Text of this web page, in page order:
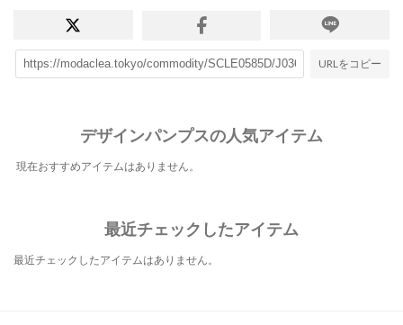
URLをコピー
デザインパンプスの人気アイテム
現在おすすめアイテムはありません。
最近チェックしたアイテム
最近チェックしたアイテムはありません。